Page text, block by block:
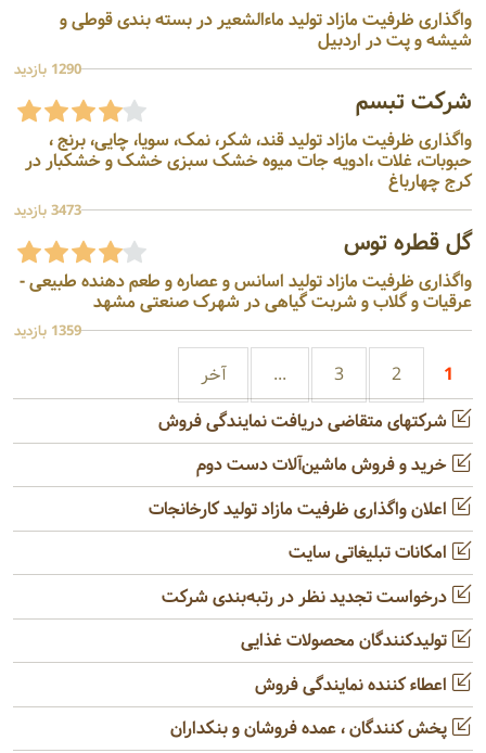
واگذاری ظرفیت مازاد تولید ماءالشعیر در بسته بندی قوطی و
شیشه و پت در اردبیل
1290 بازدید
شرکت تبسم
واگذاری ظرفیت مازاد تولید قند، شکر، نمک، سویا، چایی، برنج ،
حبوبات، غلات ،ادویه جات میوه خشک سبزی خشک و خشکبار در
کرج چهارباغ
3473 بازدید
گل قطره توس
واگذاری ظرفیت مازاد تولید اسانس و عصاره و طعم دهنده طبیعی -
عرقیات و گلاب و شربت گیاهی در شهرک صنعتی مشهد
1359 بازدید
1
2
3
...
آخر
شرکتهای متقاضی دریافت نمایندگی فروش
خرید و فروش ماشین‌آلات دست دوم
اعلان واگذاری ظرفیت مازاد تولید کارخانجات
امکانات تبلیغاتی سایت
درخواست تجدید نظر در رتبه‌بندی شرکت
تولیدکنندگان محصولات غذایی
اعطاء کننده نمایندگی فروش
پخش کنندگان ، عمده فروشان و بنکداران